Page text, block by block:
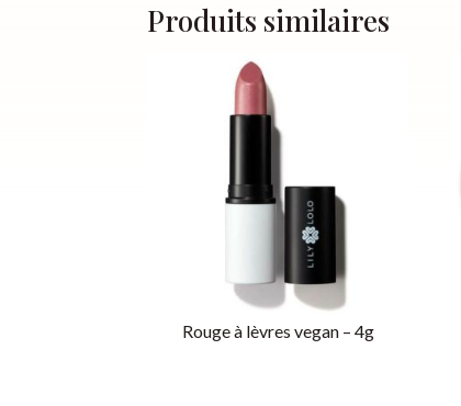
Produits similaires
Rouge à lèvres vegan – 4g